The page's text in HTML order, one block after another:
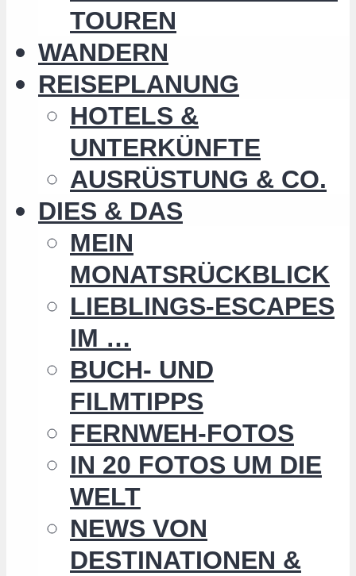
TOUREN
WANDERN
REISEPLANUNG
HOTELS &
UNTERKÜNFTE
AUSRÜSTUNG & CO.
DIES & DAS
MEIN
MONATSRÜCKBLICK
LIEBLINGS-ESCAPES
IM …
BUCH- UND
FILMTIPPS
FERNWEH-FOTOS
IN 20 FOTOS UM DIE
WELT
NEWS VON
DESTINATIONEN &